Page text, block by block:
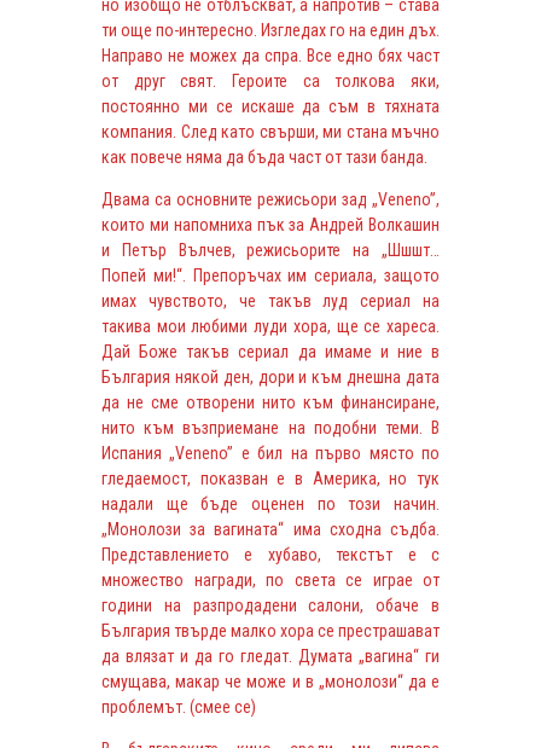
но изобщо не отблъскват, а напротив – става
ти още по-интересно. Изгледах го на един дъх.
Направо не можех да спра. Все едно бях част
от друг свят. Героите са толкова яки,
постоянно ми се искаше да съм в тяхната
компания. След като свърши, ми стана мъчно
как повече няма да бъда част от тази банда.
Двама са основните режисьори зад „Veneno”,
които ми напомниха пък за Андрей Волкашин
и Петър Вълчев, режисьорите на „Шшшт…
Попей ми!“. Препоръчах им сериала, защото
имах чувството, че такъв луд сериал на
такива мои любими луди хора, ще се хареса.
Дай Боже такъв сериал да имаме и ние в
България някой ден, дори и към днешна дата
да не сме отворени нито към финансиране,
нито към възприемане на подобни теми. В
Испания „Veneno” е бил на първо място по
гледаемост, показван е в Америка, но тук
надали ще бъде оценен по този начин.
„Монолози за вагината“ има сходна съдба.
Представлението е хубаво, текстът е с
множество награди, по света се играе от
години на разпродадени салони, обаче в
България твърде малко хора се престрашават
да влязат и да го гледат. Думата „вагина“ ги
смущава, макар че може и в „монолози“ да е
проблемът. (смее се)